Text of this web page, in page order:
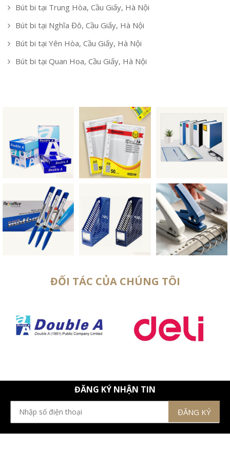
Bút bi tại Trung Hòa, Cầu Giấy, Hà Nội
Bút bi tại Nghĩa Đô, Cầu Giấy, Hà Nội
Bút bi tại Yên Hòa, Cầu Giấy, Hà Nội
Bút bi tại Quan Hoa, Cầu Giấy, Hà Nội
ĐỐI TÁC CỦA CHÚNG TÔI
ĐĂNG KÝ NHẬN TIN